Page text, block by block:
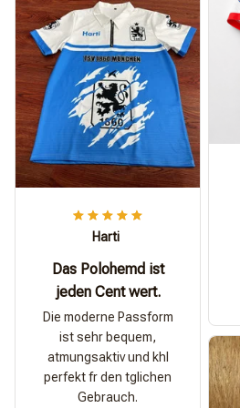
Harti
Das Polohemd ist
jeden Cent wert.
Die moderne Passform
ist sehr bequem,
atmungsaktiv und khl
perfekt fr den tglichen
Gebrauch.